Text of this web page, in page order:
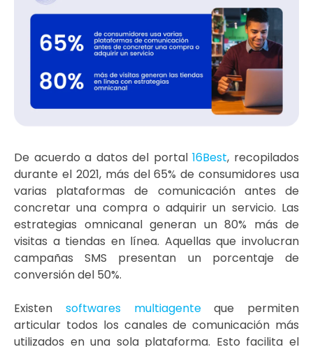
De acuerdo a datos del portal16Best, recopilados
durante el 2021, más del 65% de consumidores usa
varias plataformas de comunicación antes de
concretar una compra o adquirir un servicio. Las
estrategias omnicanal generan un 80% más de
visitas a tiendas en línea. Aquellas que involucran
campañas SMS presentan un porcentaje de
conversión del 50%.
Existen softwares multiagenteque permiten
articular todos los canales de comunicación más
utilizados en una sola plataforma. Esto facilita el